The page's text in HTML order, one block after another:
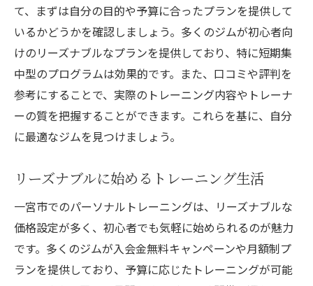
て、まずは自分の目的や予算に合ったプランを提供して
いるかどうかを確認しましょう。多くのジムが初心者向
けのリーズナブルなプランを提供しており、特に短期集
中型のプログラムは効果的です。また、口コミや評判を
参考にすることで、実際のトレーニング内容やトレーナ
ーの質を把握することができます。これらを基に、自分
に最適なジムを見つけましょう。
リーズナブルに始めるトレーニング生活
一宮市でのパーソナルトレーニングは、リーズナブルな
価格設定が多く、初心者でも気軽に始められるのが魅力
です。多くのジムが入会金無料キャンペーンや月額制プ
ランを提供しており、予算に応じたトレーニングが可能